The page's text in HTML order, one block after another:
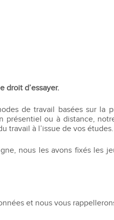
droit d’essayer.
de travail basées sur la
ou à distance,
travail à l’issue de vos études.
nous les avons fixés
et nous vous
Artificielle
MBA
Centre de Profit